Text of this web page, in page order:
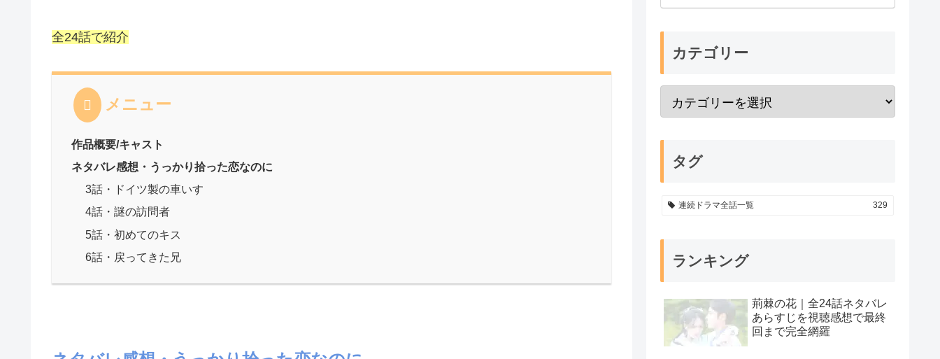
全24話で紹介
メニュー
作品概要/キャスト
ネタバレ感想・うっかり拾った恋なのに
3話・ドイツ製の車いす
4話・謎の訪問者
5話・初めてのキス
6話・戻ってきた兄
カテゴリー
タグ
連続ドラマ全話一覧 329
ランキング
荊棘の花｜全24話ネタバレ
あらすじを視聴感想で最終
回まで完全網羅